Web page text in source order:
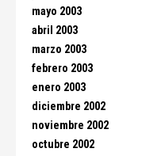
mayo 2003
abril 2003
marzo 2003
febrero 2003
enero 2003
diciembre 2002
noviembre 2002
octubre 2002